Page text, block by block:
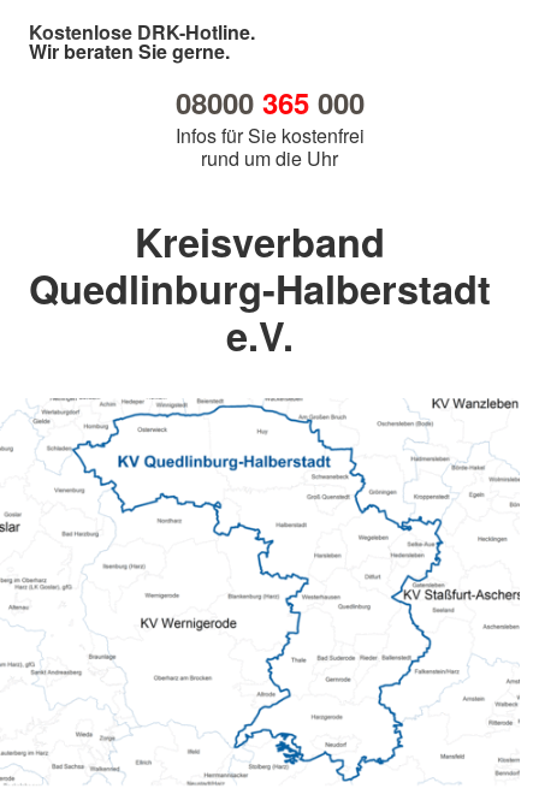
Kostenlose DRK-Hotline.
Wir beraten Sie gerne.
08000 365000
Infos für Sie kostenfrei
rund um die Uhr
Kreisverband
Quedlinburg-Halberstadt
e.V.